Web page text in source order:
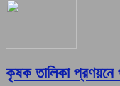
কৃষক তালিকা প্রণয়নে